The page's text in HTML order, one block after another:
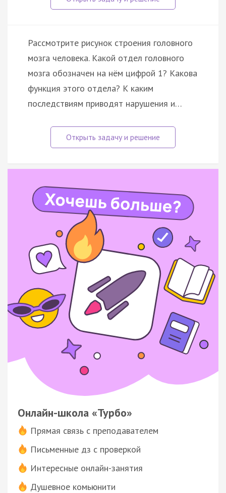
Рассмотрите рисунок строения головного
мозга человека. Какой отдел головного
мозга обозначен на нём цифрой 1? Какова
функция этого отдела? К каким
последствиям приводят нарушения и…
Онлайн-школа «Турбо»
Прямая связь с преподавателем
Письменные дз с проверкой
Интересные онлайн-занятия
Душевное комьюнити